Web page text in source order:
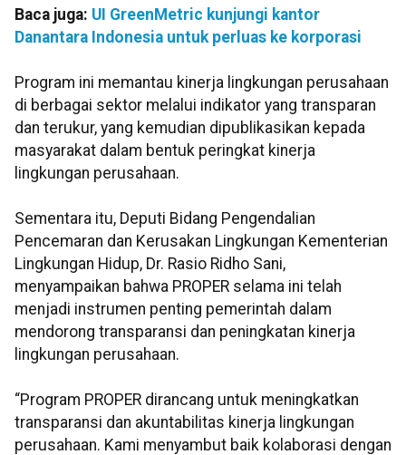
Baca juga: UI GreenMetric kunjungi kantor
Danantara Indonesia untuk perluas ke korporasi
Program ini memantau kinerja lingkungan perusahaan
di berbagai sektor melalui indikator yang transparan
dan terukur, yang kemudian dipublikasikan kepada
masyarakat dalam bentuk peringkat kinerja
lingkungan perusahaan.
Sementara itu, Deputi Bidang Pengendalian
Pencemaran dan Kerusakan Lingkungan Kementerian
Lingkungan Hidup, Dr. Rasio Ridho Sani,
menyampaikan bahwa PROPER selama ini telah
menjadi instrumen penting pemerintah dalam
mendorong transparansi dan peningkatan kinerja
lingkungan perusahaan.
“Program PROPER dirancang untuk meningkatkan
transparansi dan akuntabilitas kinerja lingkungan
perusahaan. Kami menyambut baik kolaborasi dengan